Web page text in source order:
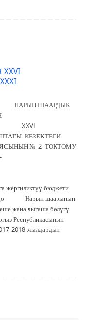
ШААРДЫК
КЕЗЕКТЕГИ
№ 2 ТОКТОМУ
жергиликтүү бюджети
Нарын шаарынын
жана чыгаша бөлүгү
Республикасынын
2018-жылдардын